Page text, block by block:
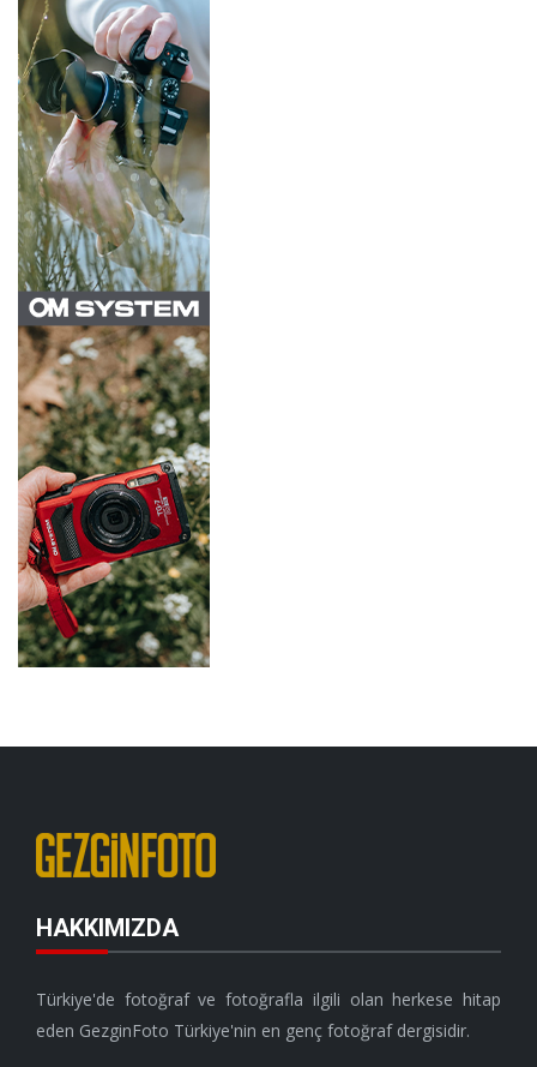
HAKKIMIZDA
Türkiye'de fotoğraf ve fotoğrafla ilgili olan herkese hitap
eden GezginFoto Türkiye'nin en genç fotoğraf dergisidir.